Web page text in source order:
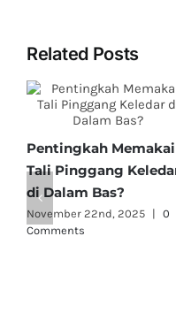
Related Posts
CARA MENJAGA